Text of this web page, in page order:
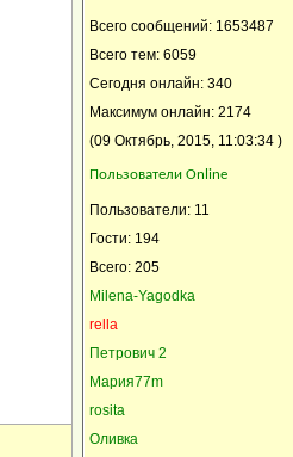
Всего сообщений: 1653487
Всего тем: 6059
Сегодня онлайн: 340
Максимум онлайн: 2174
(09 Октябрь, 2015, 11:03:34 )
Пользователи Online
Пользователи: 11
Гости: 194
Всего: 205
Milena-Yagodka
rella
Петрович 2
Мария77m
rosita
Оливка